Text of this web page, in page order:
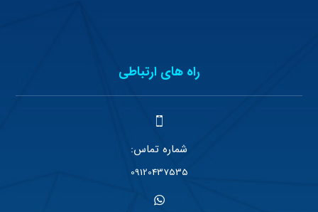
راه های ارتباطی
شماره تماس:
09120437535